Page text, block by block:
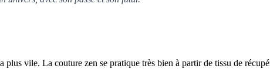
vile. La couture zen se pratique très bien à partir de tissu de